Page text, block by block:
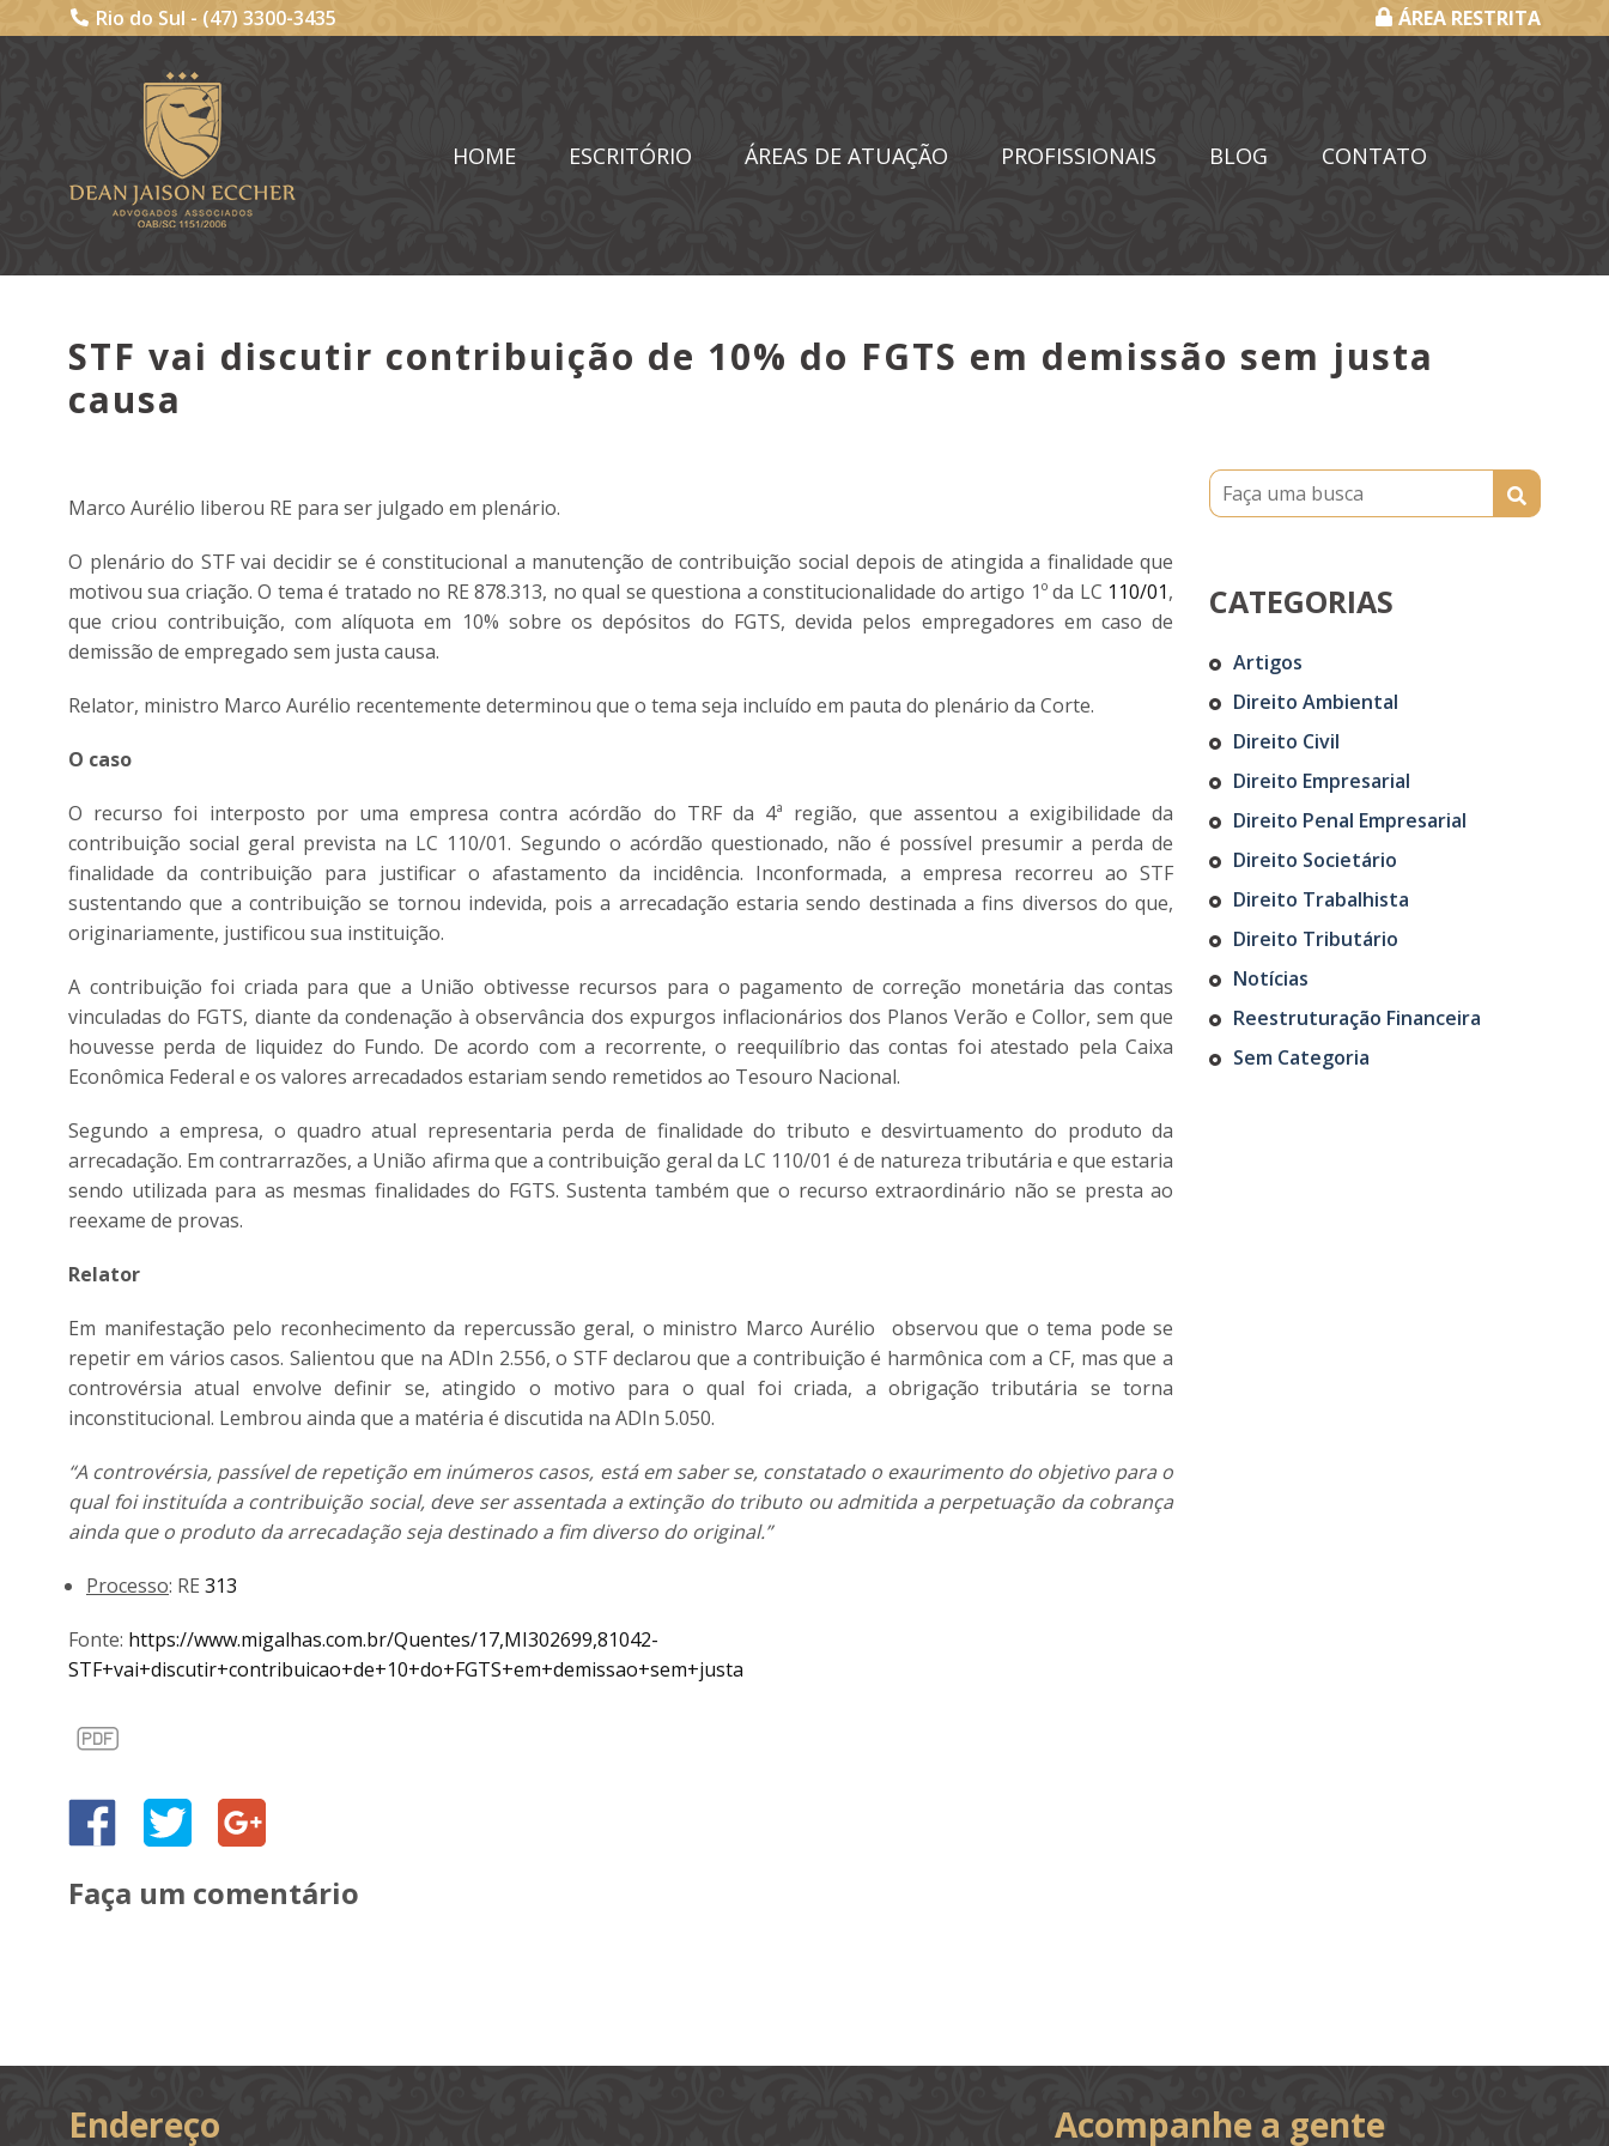
Rio do Sul - (47) 3300-3435 ÁREA RESTRITA
HOME ESCRITÓRIO ÁREAS DE ATUAÇÃO PROFISSIONAIS BLOG CONTATO
STF vai discutir contribuição de 10% do FGTS em demissão sem justa
causa
Marco Aurélio liberou RE para ser julgado em plenário.
O plenário do STF vai decidir se é constitucional a manutenção de contribuição social depois de atingida a finalidade que
motivou sua criação. O tema é tratado no RE 878.313, no qual se questiona a constitucionalidade do artigo 1º da LC 110/01,
que criou contribuição, com alíquota em 10% sobre os depósitos do FGTS, devida pelos empregadores em caso de
demissão de empregado sem justa causa.
Relator, ministro Marco Aurélio recentemente determinou que o tema seja incluído em pauta do plenário da Corte.
O caso
O recurso foi interposto por uma empresa contra acórdão do TRF da 4ª região, que assentou a exigibilidade da
contribuição social geral prevista na LC 110/01. Segundo o acórdão questionado, não é possível presumir a perda de
finalidade da contribuição para justificar o afastamento da incidência. Inconformada, a empresa recorreu ao STF
sustentando que a contribuição se tornou indevida, pois a arrecadação estaria sendo destinada a fins diversos do que,
originariamente, justificou sua instituição.
A contribuição foi criada para que a União obtivesse recursos para o pagamento de correção monetária das contas
vinculadas do FGTS, diante da condenação à observância dos expurgos inflacionários dos Planos Verão e Collor, sem que
houvesse perda de liquidez do Fundo. De acordo com a recorrente, o reequilíbrio das contas foi atestado pela Caixa
Econômica Federal e os valores arrecadados estariam sendo remetidos ao Tesouro Nacional.
Segundo a empresa, o quadro atual representaria perda de finalidade do tributo e desvirtuamento do produto da
arrecadação. Em contrarrazões, a União afirma que a contribuição geral da LC 110/01 é de natureza tributária e que estaria
sendo utilizada para as mesmas finalidades do FGTS. Sustenta também que o recurso extraordinário não se presta ao
reexame de provas.
Relator
Em manifestação pelo reconhecimento da repercussão geral, o ministro Marco Aurélio observou que o tema pode se
repetir em vários casos. Salientou que na ADIn 2.556, o STF declarou que a contribuição é harmônica com a CF, mas que a
controvérsia atual envolve definir se, atingido o motivo para o qual foi criada, a obrigação tributária se torna
inconstitucional. Lembrou ainda que a matéria é discutida na ADIn 5.050.
“A controvérsia, passível de repetição em inúmeros casos, está em saber se, constatado o exaurimento do objetivo para o
qual foi instituída a contribuição social, deve ser assentada a extinção do tributo ou admitida a perpetuação da cobrança
ainda que o produto da arrecadação seja destinado a fim diverso do original.”
Processo: RE 313
Fonte: https://www.migalhas.com.br/Quentes/17,MI302699,81042-
STF+vai+discutir+contribuicao+de+10+do+FGTS+em+demissao+sem+justa
Faça um comentário
CATEGORIAS
Artigos
Direito Ambiental
Direito Civil
Direito Empresarial
Direito Penal Empresarial
Direito Societário
Direito Trabalhista
Direito Tributário
Notícias
Reestruturação Financeira
Sem Categoria
Endereço Acompanhe a gente